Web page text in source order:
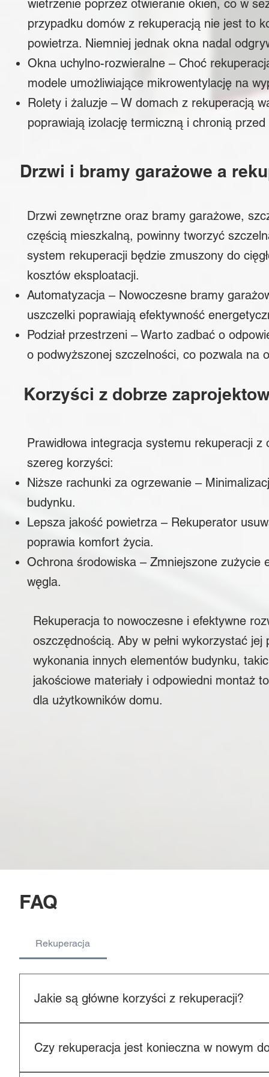
wietrzenie poprzez otwieranie okien, co w
przypadku domów z rekuperacją nie jest to
powietrza. Niemniej jednak okna nadal
Okna uchylno-rozwieralne – Choć
modele umożliwiające mikrowentylację na
Rolety i żaluzje – W domach z rekuperacją
poprawiają izolację termiczną i chronią
Drzwi i bramy garażowe a
Drzwi zewnętrzne oraz bramy garażowe,
częścią mieszkalną, powinny tworzyć
system rekuperacji będzie zmuszony do
kosztów eksploatacji.
Automatyzacja – Nowoczesne bramy
uszczelki poprawiają efektywność
Podział przestrzeni – Warto zadbać o
o podwyższonej szczelności, co pozwala na
Korzyści z dobrze
Prawidłowa integracja systemu rekuperacji
szereg korzyści:
Niższe rachunki za ogrzewanie –
budynku.
Lepsza jakość powietrza – Rekuperator
poprawia komfort życia.
Ochrona środowiska – Zmniejszone zużycie
węgla.
​​​​​​Rekuperacja to nowoczesne i efektywne
oszczędnością. Aby w pełni wykorzystać
wykonania innych elementów budynku,
jakościowe materiały i odpowiedni montaż
dla użytkowników domu.
FAQ
Rekuperacja
Jakie są główne korzyści z rekuperacji?
filtruje powietrze z zewnątrz (pyłki, smog) zapewnia
Czy rekuperacja jest konieczna w nowym